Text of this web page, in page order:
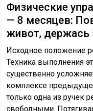
Физические
— 8 месяцев:
живот, держась
Исходное положение
Техника выполнения
существенно
комплексе
только одна из ручек
свободными.